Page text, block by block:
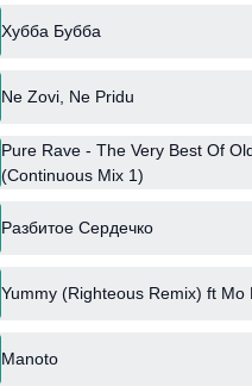
Хубба Бубба
Ne Zovi, Ne Pridu
Pure Rave - The Very Best Of
(Continuous Mix 1)
Разбитое Сердечко
Yummy (Righteous Remix) ft Mo
Manoto